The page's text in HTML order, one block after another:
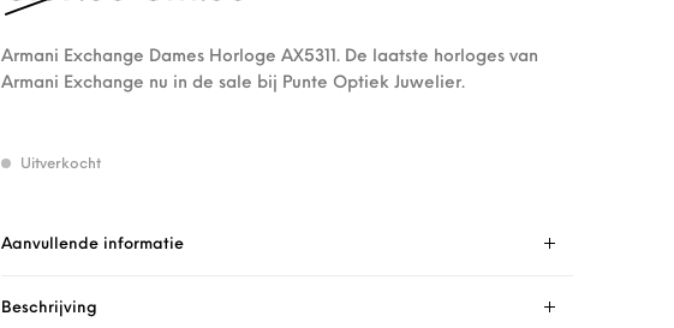
Armani Exchange Dames Horloge AX5311. De laatste horloges van
Armani Exchange nu in de sale bij Punte Optiek Juwelier.
Uitverkocht
Aanvullende informatie
Beschrijving